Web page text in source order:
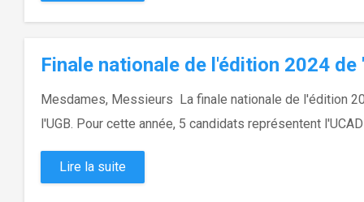
Finale nationale de l'édition 2024
Mesdames, Messieurs La finale nationale de l'édition
l'UGB. Pour cette année, 5 candidats représentent
Lire la suite